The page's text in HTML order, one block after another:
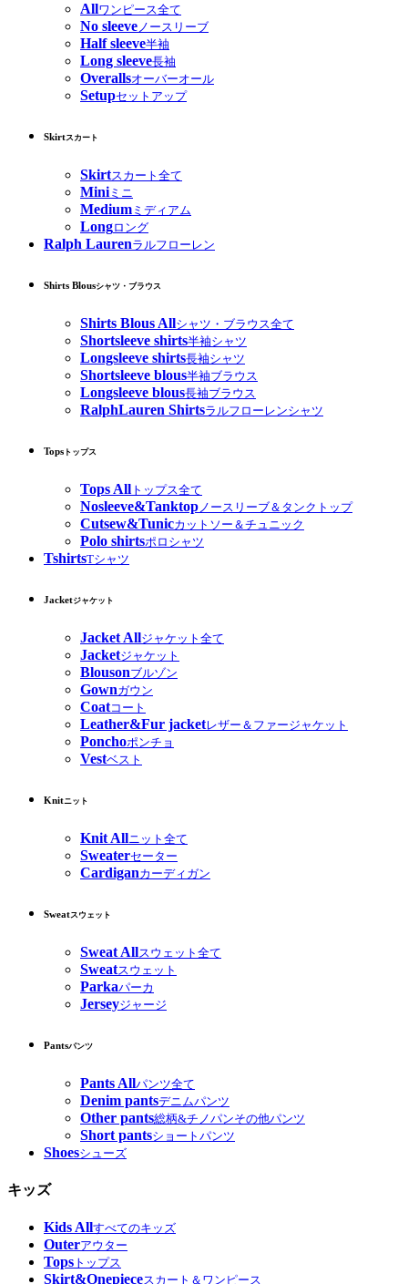
Allワンピース全て
No sleeveノースリーブ
Half sleeve半袖
Long sleeve長袖
Overallsオーバーオール
Setupセットアップ
Skirtスカート
Skirtスカート全て
Miniミニ
Medium ミディアム
Longロング
Ralph Laurenラルフローレン
Shirts Blousシャツ・ブラウス
Shirts Blous Allシャツ・ブラウス全て
Shortsleeve shirts半袖シャツ
Longsleeve shirts長袖シャツ
Shortsleeve blous半袖ブラウス
Longsleeve blous長袖ブラウス
RalphLauren Shirtsラルフローレンシャツ
Tops トップス
Tops All トップス全て
Nosleeve&Tanktop ノースリーブ＆タンクトップ
Cutsew&Tunicカットソー＆チュニック
Polo shirtsポロシャツ
TshirtsTシャツ
Jacketジャケット
Jacket Allジャケット全て
Jacketジャケット
Blousonブルゾン
Gownガウン
Coatコート
Leather&Fur jacketレザー＆ファージャケット
Ponchoポンチョ
Vestベスト
Knitニット
Knit Allニット全て
Sweaterセーター
Cardiganカーディガン
Sweatスウェット
Sweat Allスウェット全て
Sweatスウェット
Parkaパーカ
Jerseyジャージ
Pantsパンツ
Pants Allパンツ全て
Denim pantsデニムパンツ
Other pants総柄&チノパンその他パンツ
Short pantsショートパンツ
Shoesシューズ
キッズ
Kids Allすべてのキッズ
Outerアウター
Tops トップス
Skirt&Onepieceスカート＆ワンピース